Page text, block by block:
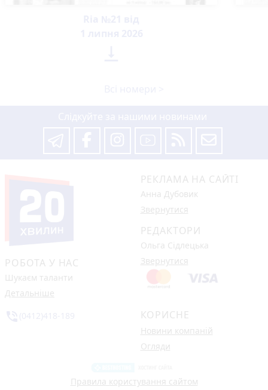
РОБОТА У НАС
Шукаєм таланти
Детальніше
РЕКЛАМА НА САЙТІ
Анна Дубовик
Звернутися
РЕДАКТОРИ
Ольга Сідлецька
Звернутися
КОРИСНЕ
Новини компаній
Огляди
Правила користування сайтом